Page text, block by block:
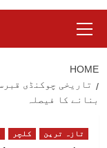
Menu
HOME
بنانے کا فیصلہ
تازہ ترین کلچر